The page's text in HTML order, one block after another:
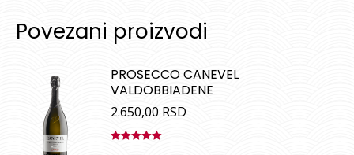
Povezani proizvodi
PROSECCO CANEVEL
VALDOBBIADENE
2.650,00 RSD